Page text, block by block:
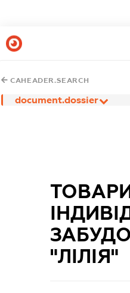
CAHEADER.SEARCH
document.dossier
"ЛІЛІЯ"